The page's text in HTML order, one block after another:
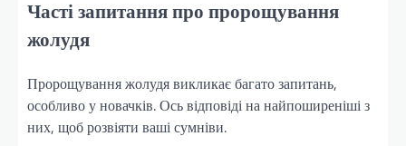
Часті запитання про пророщування
жолудя
Пророщування жолудя викликає багато запитань,
особливо у новачків. Ось відповіді на найпоширеніші з
них, щоб розвіяти ваші сумніви.